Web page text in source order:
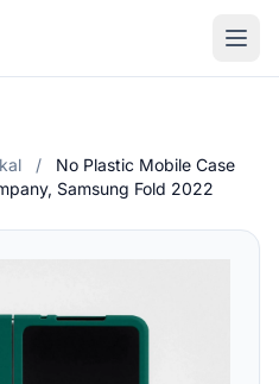
/
No Plastic Mobile Case
Samsung Fold 2022